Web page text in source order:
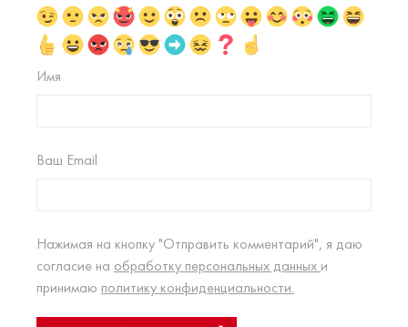
Имя
Ваш Email
Нажимая на кнопку "Отправить комментарий", я даю
согласие на обработку персональных данных и
принимаю политику конфиденциальности.